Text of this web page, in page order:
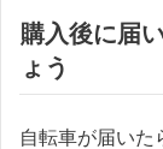
購入後に届
ょう
自転車が届い